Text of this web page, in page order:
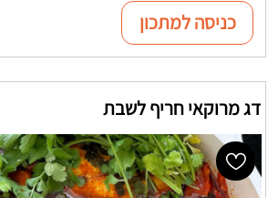
כניסה למתכון
דג מרוקאי חריף לשבת